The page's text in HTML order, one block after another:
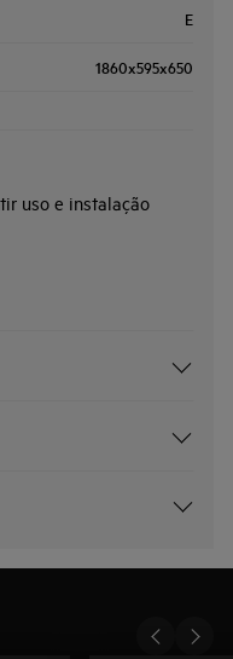
E
1860x595x650
uso e instalação